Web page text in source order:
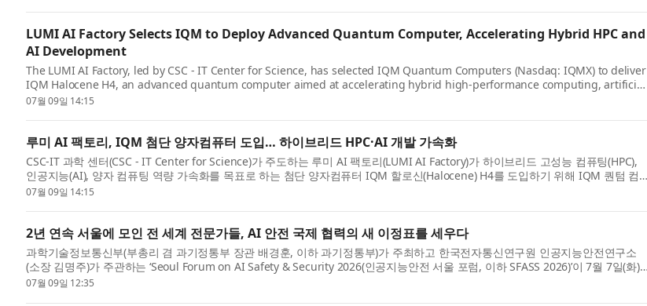
LUMI AI Factory Selects IQM to Deploy Advanced Quantum Computer, Accelerating Hybrid HPC and
AI Development
The LUMI AI Factory, led by CSC - IT Center for Science, has selected IQM Quantum Computers (Nasdaq: IQMX) to deliver
IQM Halocene H4, an advanced quantum computer aimed at accelerating hybrid high-performance computing, artificial
intelligence, a...
07월 09일 14:15
루미 AI 팩토리, IQM 첨단 양자컴퓨터 도입… 하이브리드 HPC·AI 개발 가속화
CSC-IT 과학 센터(CSC - IT Center for Science)가 주도하는 루미 AI 팩토리(LUMI AI Factory)가 하이브리드 고성능 컴퓨팅(HPC),
인공지능(AI), 양자 컴퓨팅 역량 가속화를 목표로 하는 첨단 양자컴퓨터 IQM 할로신(Halocene) H4를 도입하기 위해 IQM 퀀텀 컴
퓨터스...
07월 09일 14:15
2년 연속 서울에 모인 전 세계 전문가들, AI 안전 국제 협력의 새 이정표를 세우다
과학기술정보통신부(부총리 겸 과기정통부 장관 배경훈, 이하 과기정통부)가 주최하고 한국전자통신연구원 인공지능안전연구소
(소장 김명주)가 주관하는 ‘Seoul Forum on AI Safety & Security 2026(인공지능안전 서울 포럼, 이하 SFASS 2026)’이 7월 7일(화)
부터 8...
07월 09일 12:35